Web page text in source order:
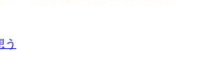
う